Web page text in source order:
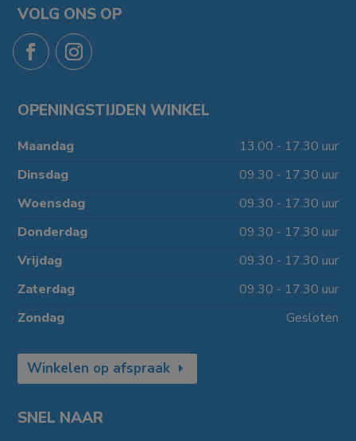
VOLG ONS OP
OPENINGSTIJDEN WINKEL
Maandag
13.00 - 17.30 uur
Dinsdag
09.30 - 17.30 uur
Woensdag
09.30 - 17.30 uur
Donderdag
09.30 - 17.30 uur
Vrijdag
09.30 - 17.30 uur
Zaterdag
09.30 - 17.30 uur
Zondag
Gesloten
Winkelen op afspraak
SNEL NAAR